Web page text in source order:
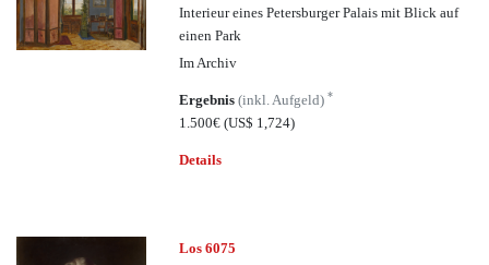
Interieur eines Petersburger Palais mit Blick auf
einen Park
Im Archiv
Ergebnis(inkl. Aufgeld)*
1.500€(US$ 1,724)
Details
Los 6075